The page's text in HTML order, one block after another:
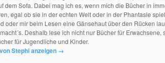
dem Sofa. Dabei mag ich es, wenn mich die Bücher in
egal ob sie in der echten Welt oder in der Phantasie
oder mir beim Lesen eine Gänsehaut über den Rücken
Deshalb lese ich nicht nur Bücher für Erwachsene,
für Jugendliche und Kinder.
Stephi anzeigen →